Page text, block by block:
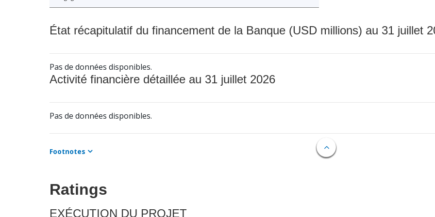
État récapitulatif du financement de la Banque (USD millions) au 31 juillet
Pas de données disponibles.
Activité financière détaillée au 31 juillet 2026
Pas de données disponibles.
Footnotes
Ratings
EXÉCUTION DU PROJET